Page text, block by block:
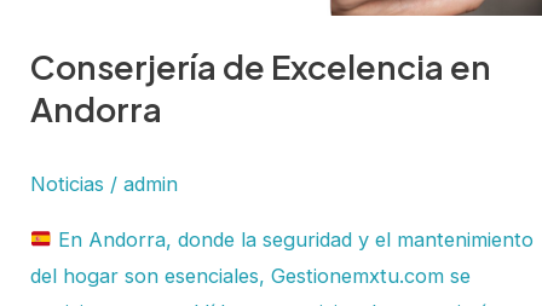
Conserjería de Excelencia en
Andorra
Noticias / admin
En Andorra, donde la seguridad y el mantenimiento
del hogar son esenciales, Gestionemxtu.com se